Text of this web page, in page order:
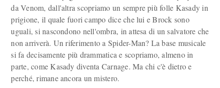
da Venom, dall'altra scopriamo un sempre più folle Kasady in
prigione, il quale fuori campo dice che lui e Brock sono
uguali, si nascondono nell'ombra, in attesa di un salvatore che
non arriverà. Un riferimento a Spider-Man? La base musicale
si fa decisamente più drammatica e scopriamo, almeno in
parte, come Kasady diventa Carnage. Ma chi c'è dietro e
perché, rimane ancora un mistero.